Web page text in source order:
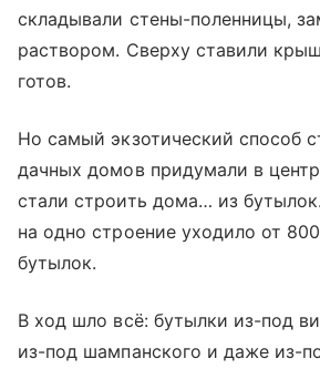
складывали стены-поленницы,
раствором. Сверху ставили
готов.
Но самый экзотический способ
дачных домов придумали в
стали строить дома… из
на одно строение уходило от
бутылок.
В ход шло всё: бутылки из-под
из-под шампанского и даже из-